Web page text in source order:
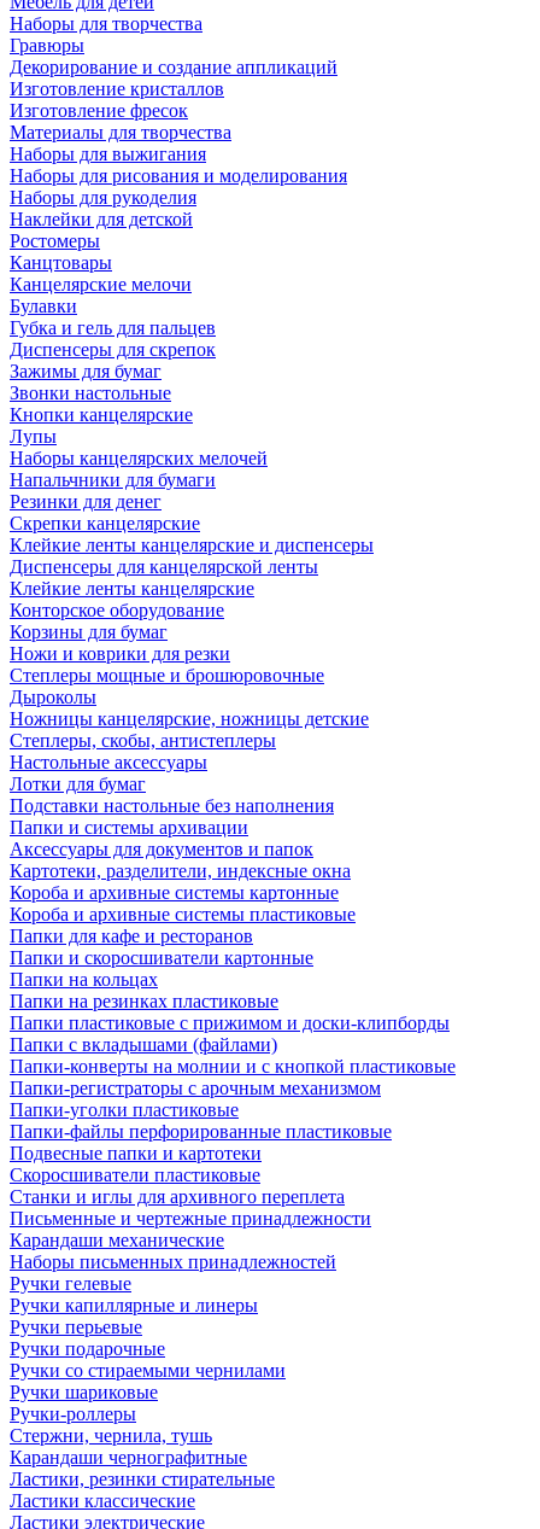
Наборы для творчества
Гравюры
Декорирование и создание аппликаций
Изготовление кристаллов
Изготовление фресок
Материалы для творчества
Наборы для выжигания
Наборы для рисования и моделирования
Наборы для рукоделия
Наклейки для детской
Ростомеры
Канцтовары
Канцелярские мелочи
Булавки
Губка и гель для пальцев
Диспенсеры для скрепок
Зажимы для бумаг
Звонки настольные
Кнопки канцелярские
Лупы
Наборы канцелярских мелочей
Напальчники для бумаги
Резинки для денег
Скрепки канцелярские
Клейкие ленты канцелярские и диспенсеры
Диспенсеры для канцелярской ленты
Клейкие ленты канцелярские
Конторское оборудование
Корзины для бумаг
Ножи и коврики для резки
Степлеры мощные и брошюровочные
Дыроколы
Ножницы канцелярские, ножницы детские
Степлеры, скобы, антистеплеры
Настольные аксессуары
Лотки для бумаг
Подставки настольные без наполнения
Папки и системы архивации
Аксессуары для документов и папок
Картотеки, разделители, индексные окна
Короба и архивные системы картонные
Короба и архивные системы пластиковые
Папки для кафе и ресторанов
Папки и скоросшиватели картонные
Папки на кольцах
Папки на резинках пластиковые
Папки пластиковые с прижимом и доски-клипборды
Папки с вкладышами (файлами)
Папки-конверты на молнии и с кнопкой пластиковые
Папки-регистраторы с арочным механизмом
Папки-уголки пластиковые
Папки-файлы перфорированные пластиковые
Подвесные папки и картотеки
Скоросшиватели пластиковые
Станки и иглы для архивного переплета
Письменные и чертежные принадлежности
Карандаши механические
Наборы письменных принадлежностей
Ручки гелевые
Ручки капиллярные и линеры
Ручки перьевые
Ручки подарочные
Ручки со стираемыми чернилами
Ручки шариковые
Ручки-роллеры
Стержни, чернила, тушь
Карандаши чернографитные
Ластики, резинки стирательные
Ластики классические
Ластики электрические